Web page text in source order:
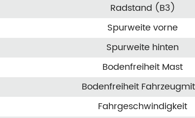
Radstand (B3)
Spurweite vorne
Spurweite hinten
Bodenfreiheit Mast
Bodenfreiheit
Fahrgeschwindigkeit